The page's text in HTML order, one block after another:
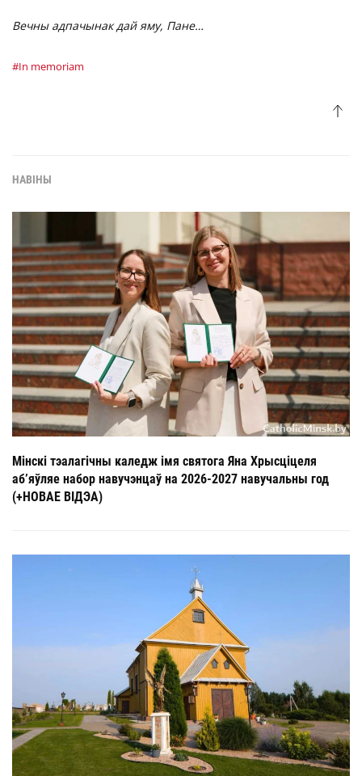
Вечны адпачынак дай яму, Пане…
#In memoriam
НАВІНЫ
Мінскі тэалагічны каледж імя святога Яна Хрысціцеля
аб’яўляе набор навучэнцаў на 2026-2027 навучальны год
(+НОВАЕ ВІДЭА)